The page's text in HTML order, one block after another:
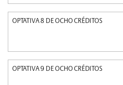
OPTATIVA 8 DE OCHO CRÉDITOS
OPTATIVA 9 DE OCHO CRÉDITOS